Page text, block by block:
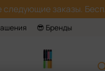
заказы.
😎 Бренды